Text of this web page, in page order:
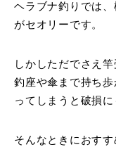
ヘラブナ釣りでは
がセオリーです。
しかしただでさえ
釣座や傘まで持ち
ってしまうと破損に
そんなときにおす